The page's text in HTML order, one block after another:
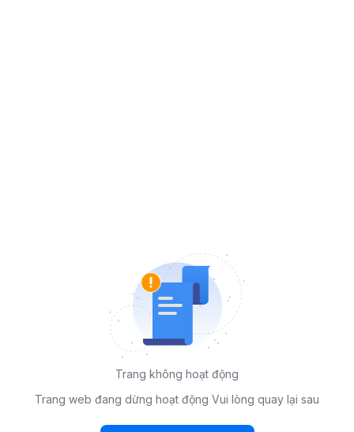
Trang không hoạt động
Trang web đang dừng hoạt động Vui lòng quay lại sau